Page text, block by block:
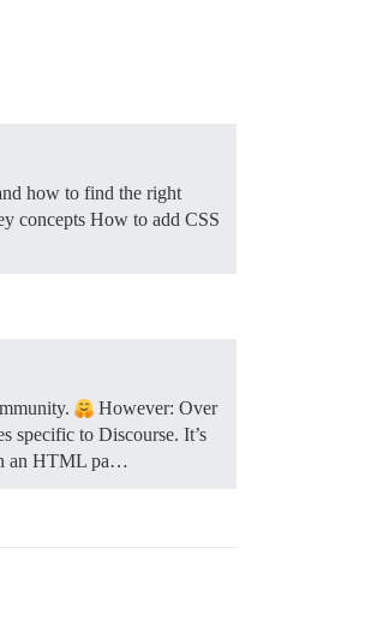
how to find the right
concepts How to add CSS
However: Over
specific to Discourse. It’s
an HTML pa…